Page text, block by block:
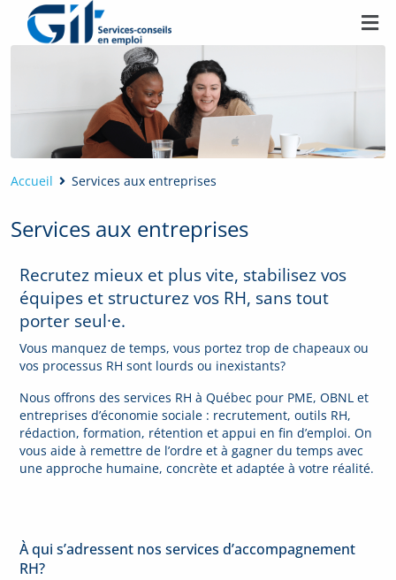
Accueil Services aux entreprises
Services aux entreprises
Recrutez mieux et plus vite, stabilisez vos
équipes et structurez vos RH, sans tout
porter seul·e.
Vous manquez de temps, vous portez trop de chapeaux ou
vos processus RH sont lourds ou inexistants?
Nous offrons des services RH à Québec pour PME, OBNL et
entreprises d’économie sociale : recrutement, outils RH,
rédaction, formation, rétention et appui en fin d’emploi. On
vous aide à remettre de l’ordre et à gagner du temps avec
une approche humaine, concrète et adaptée à votre réalité.
À qui s’adressent nos services d’accompagnement
RH?